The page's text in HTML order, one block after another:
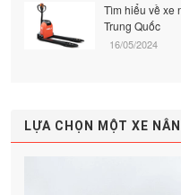
Tìm hiểu về xe
Trung Quốc
16/05/2024
LỰA CHỌN MỘT XE